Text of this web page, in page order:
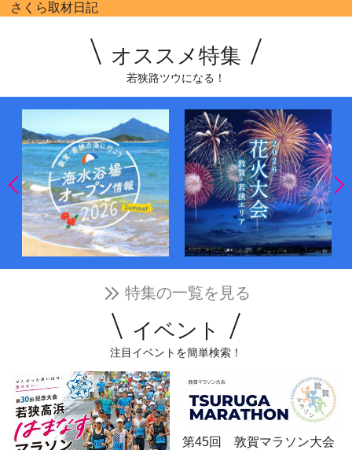
さくら取材日記
オススメ特集
若狭路ツウになる！
特集の一覧を見る
イベント
注目イベントを簡単検索！
第45回 敦賀マラソン大会